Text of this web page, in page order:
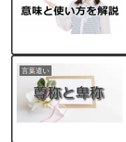
言葉遣い